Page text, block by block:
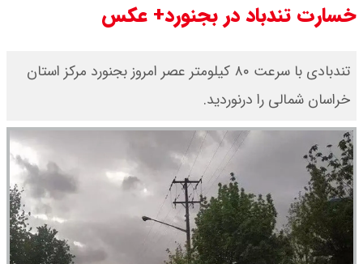
خسارت تندباد در بجنورد+ عکس
تندبادی با سرعت ۸۰ کیلومتر عصر امروز بجنورد مرکز استان
خراسان شمالی را درنوردید.